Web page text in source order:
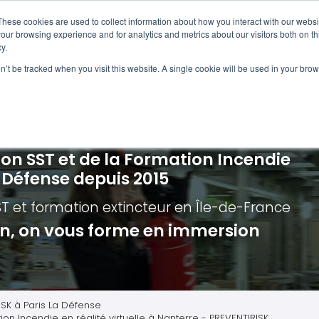
cookies are used to collect information about how you interact with our
browsing experience and for analytics and metrics about our visitors both on
be tracked when you visit this website. A single cookie will be used in your
incendie - Guide et Serre file
de première intervention
Extincteurs
en réalité augmentée
Évacuation établissements de
Évacuation secteur tertiaire
Évacuation secteur industriel
SST et de la Formation Incendie
depuis 2015
et formation extincteuren Île-de-France
on vous forme en immersion
à Paris La Défense